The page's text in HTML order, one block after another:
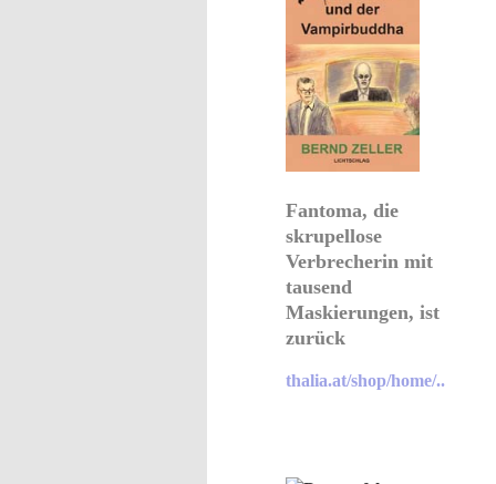
Fantoma, die
skrupellose
Verbrecherin mit
tausend
Maskierungen, ist
zurück
thalia.at/shop/home/..